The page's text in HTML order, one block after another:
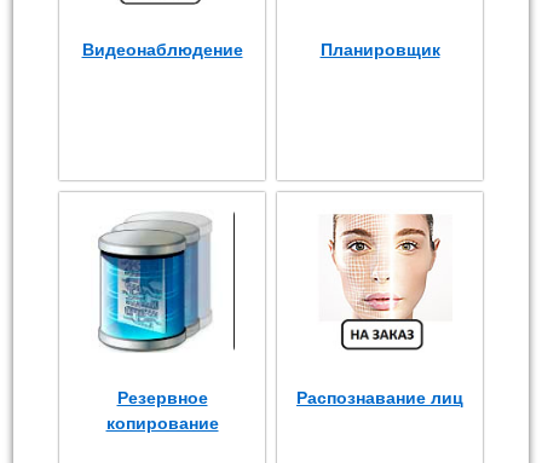
Видеонаблюдение Планировщик
Резервное
копирование
Распознавание лиц